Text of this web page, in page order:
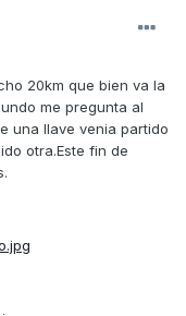
20km que bien va la
me pregunta al
una llave venia partido
otra.Este fin de